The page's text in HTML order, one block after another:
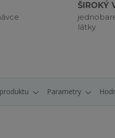
ŠIROKÝ
látky
Parametry